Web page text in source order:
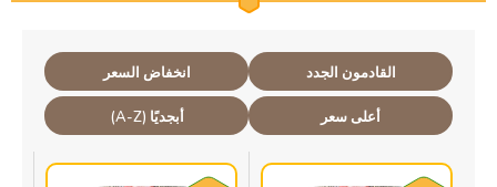
القادمون الجدد انخفاض السعر
أعلى سعر أبجديًا (A-Z)